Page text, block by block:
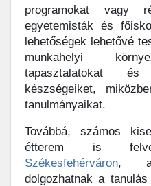
programokat vagy
egyetemisták és
lehetőségek lehetővé
munkahelyi
tapasztalatokat
készségeiket,
tanulmányaikat.
Továbbá, számos
étterem is
Székesfehérváron,
dolgozhatnak a